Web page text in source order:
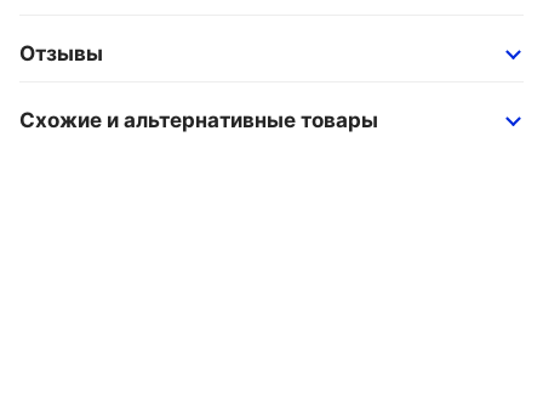
Отзывы
Схожие и альтернативные товары